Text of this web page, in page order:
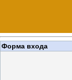
Форма входа